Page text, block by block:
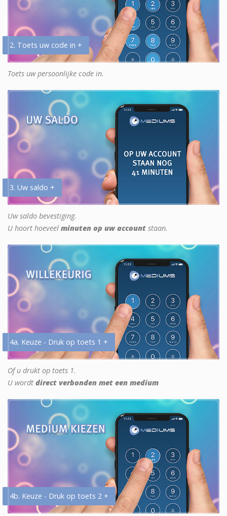
2. Toets uw code in +
Toets uw persoonlijke code in.
3. Uw saldo +
Uw saldo bevestiging.
U hoort hoeveel minuten op uw account staan.
4a. Keuze - Druk op toets 1 +
Of u drukt op toets 1.
U wordt direct verbonden met een medium
4b. Keuze - Druk op toets 2 +